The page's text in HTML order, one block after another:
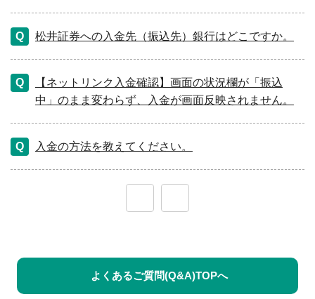
松井証券への入金先（振込先）銀行はどこですか。
【ネットリンク入金確認】画面の状況欄が「振込
中」のまま変わらず、入金が画面反映されません。
入金の方法を教えてください。
よくあるご質問(Q&A)TOPへ